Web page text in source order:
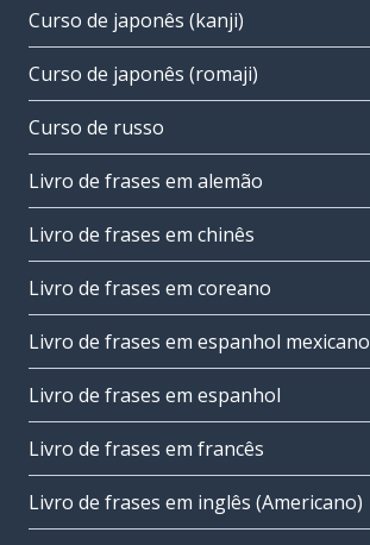
Curso de japonês (kanji)
Curso de japonês (romaji)
Curso de russo
Livro de frases em alemão
Livro de frases em chinês
Livro de frases em coreano
Livro de frases em espanhol mexicano
Livro de frases em espanhol
Livro de frases em francês
Livro de frases em inglês (Americano)